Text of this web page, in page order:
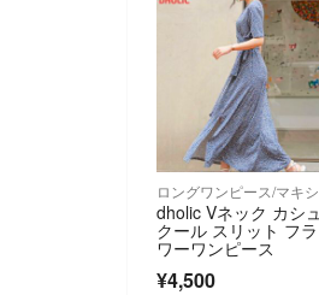
dholic Vネック カシュ
クール スリット フラ
ワーワンピース
¥4,500